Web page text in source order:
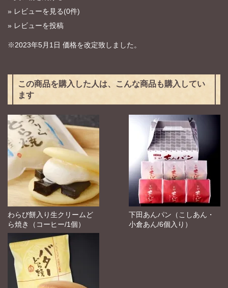
» レビューを見る(0件)
» レビューを投稿
※2023年5月1日 価格を改定致しました。
この商品を購入した人は、こんな商品も購入してい
ます
わらび餅入り生クリームど
ら焼き（コーヒー/1個）
下田あんパン（こしあん・
小倉あん/6個入り）